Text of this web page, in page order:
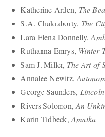
Katherine Arden, The
S.A. Chakraborty, The
Lara Elena Donnelly,
Ruthanna Emrys, Winter
Sam J. Miller, The Art of
Annalee Newitz,
George Saunders,
Rivers Solomon,An
Karin Tidbeck,Amatka